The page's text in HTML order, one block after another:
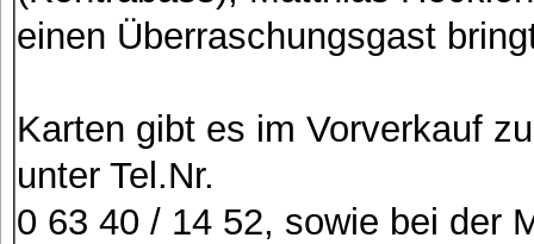
einen Überraschungsgast
Karten gibt es im Vorverkauf
unter Tel.Nr.
0 63 40 / 14 52, sowie bei der